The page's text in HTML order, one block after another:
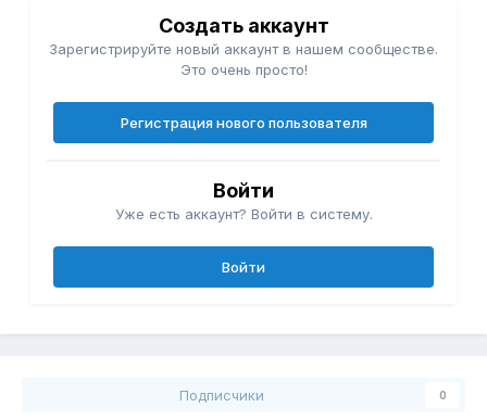
Создать аккаунт
Зарегистрируйте новый аккаунт в нашем сообществе.
Это очень просто!
Регистрация нового пользователя
Войти
Уже есть аккаунт? Войти в систему.
Войти
Подписчики 0